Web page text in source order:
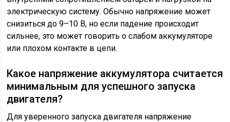
электрическую систему. Обычно напряжение может
снизиться до 9–10 В, но если падение происходит
сильнее, это может говорить о слабом аккумуляторе
или плохом контакте в цепи.
Какое напряжение аккумулятора считается
минимальным для успешного запуска
двигателя?
Для уверенного запуска двигателя напряжение